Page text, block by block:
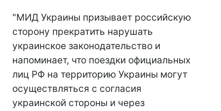
"МИД Украины призывает российскую
сторону прекратить нарушать
украинское законодательство и
напоминает, что поездки официальных
лиц РФ на территорию Украины могут
осуществляться с согласия
украинской стороны и через